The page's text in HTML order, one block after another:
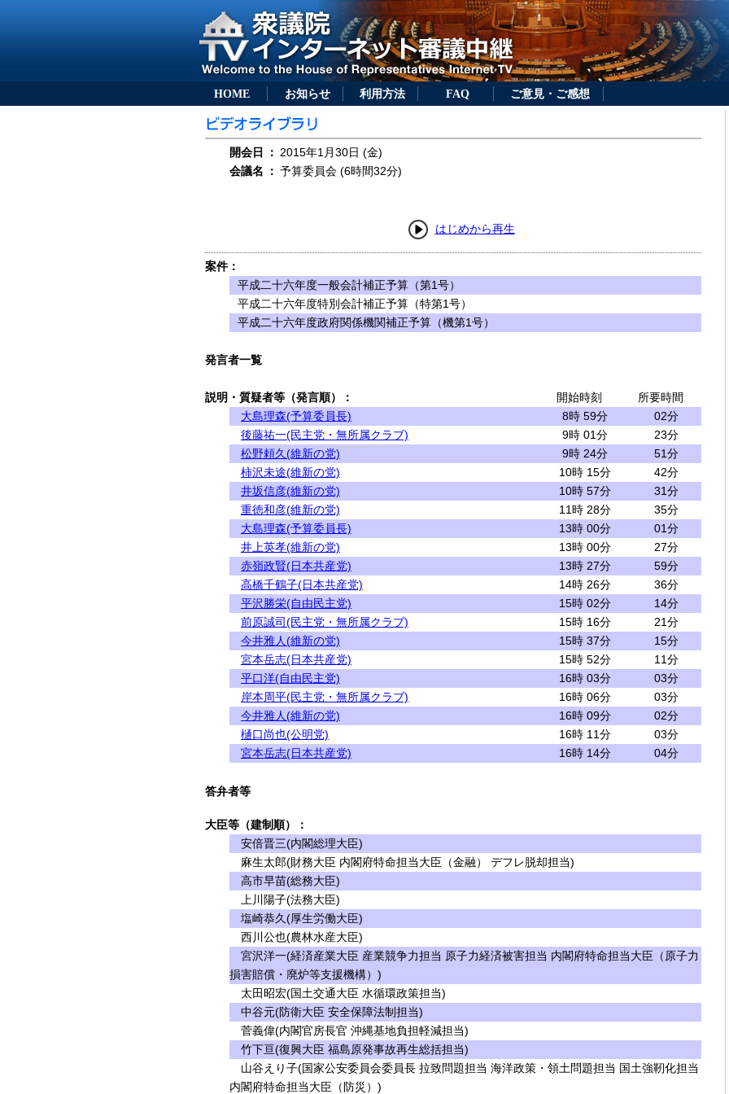
HOME お知らせ 利用方法 FAQ ご意見・ご感想
開会日 ： 2015年1月30日 (金)
会議名
： 予算委員会 (6時間32分)
はじめから再生
案件：
平成二十六年度一般会計補正予算（第1号）
平成二十六年度特別会計補正予算（特第1号）
平成二十六年度政府関係機関補正予算（機第1号）
発言者一覧
説明・質疑者等（発言順）： 開始時刻
所要時間
大島理森(予算委員長)
8時 59分
02分
後藤祐一(民主党・無所属クラブ)
9時 01分
23分
松野頼久(維新の党)
9時 24分
51分
柿沢未途(維新の党)
10時 15分
42分
井坂信彦(維新の党)
10時 57分
31分
重徳和彦(維新の党)
11時 28分
35分
大島理森(予算委員長)
13時 00分
01分
井上英孝(維新の党)
13時 00分
27分
赤嶺政賢(日本共産党)
13時 27分
59分
高橋千鶴子(日本共産党)
14時 26分
36分
平沢勝栄(自由民主党)
15時 02分
14分
前原誠司(民主党・無所属クラブ)
15時 16分
21分
今井雅人(維新の党)
15時 37分
15分
宮本岳志(日本共産党)
15時 52分
11分
平口洋(自由民主党)
16時 03分
03分
岸本周平(民主党・無所属クラブ)
16時 06分
03分
今井雅人(維新の党)
16時 09分
02分
樋口尚也(公明党)
16時 11分
03分
宮本岳志(日本共産党)
16時 14分 04分
答弁者等
大臣等（建制順）：
安倍晋三(内閣総理大臣)
麻生太郎(財務大臣 内閣府特命担当大臣（金融） デフレ脱却担当)
高市早苗(総務大臣)
上川陽子(法務大臣)
塩崎恭久(厚生労働大臣)
西川公也(農林水産大臣)
宮沢洋一(経済産業大臣 産業競争力担当 原子力経済被害担当 内閣府特命担当大臣（原子力
損害賠償・廃炉等支援機構）)
太田昭宏(国土交通大臣 水循環政策担当)
中谷元(防衛大臣 安全保障法制担当)
菅義偉(内閣官房長官 沖縄基地負担軽減担当)
竹下亘(復興大臣 福島原発事故再生総括担当)
山谷えり子(国家公安委員会委員長 拉致問題担当 海洋政策・領土問題担当 国土強靭化担当
内閣府特命担当大臣（防災）)